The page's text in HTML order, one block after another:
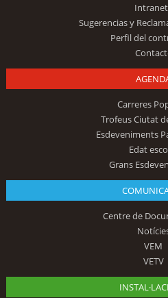
Sugerencias y
Perfil del
Carreres
Trofeus Ciutat
Esdeveniments
Edat
Grans
Centre de
VEM
VETV